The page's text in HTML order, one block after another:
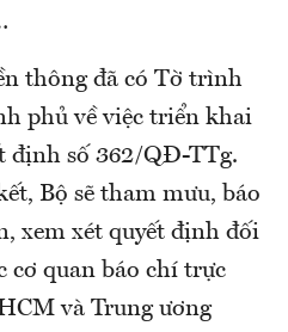
thông đã có Tờ trình
phủ về việc triển khai
định số 362/QĐ-TTg.
Bộ sẽ tham mưu, báo
xem xét quyết định đối
cơ quan báo chí trực
và Trung ương